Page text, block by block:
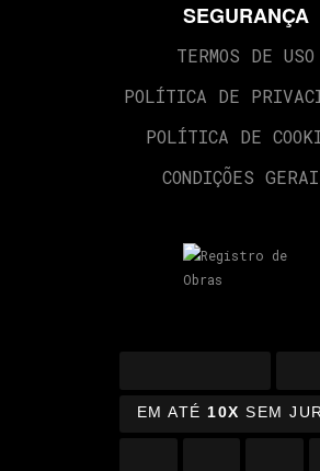
SEGURANÇA
TERMOS DE USO
POLÍTICA DE
POLÍTICA DE
CONDIÇÕES
EM ATÉ 10X SEM